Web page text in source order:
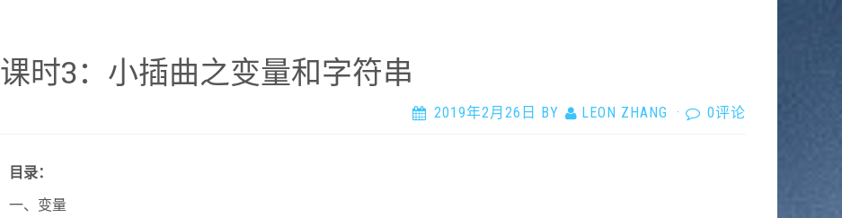
课时3：小插曲之变量和字符串
2019年2月26日 BY LEON ZHANG · 0评论
目录：
一、变量